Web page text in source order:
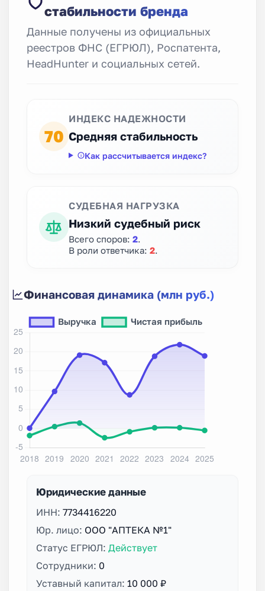
стабильности бренда
Данные получены из официальных
реестров ФНС (ЕГРЮЛ), Роспатента,
HeadHunter и социальных сетей.
70
ИНДЕКС НАДЕЖНОСТИ
Средняя стабильность
Как рассчитывается индекс?
СУДЕБНАЯ НАГРУЗКА
Низкий судебный риск
Всего споров: 2
В роли ответчика: 2
Финансовая динамика (млн руб.)
Юридические данные
ИНН: 7734416220
Юр. лицо: ООО "АПТЕКА №1"
Статус ЕГРЮЛ: Действует
Сотрудники: 0
Уставный капитал: 10 000 ₽